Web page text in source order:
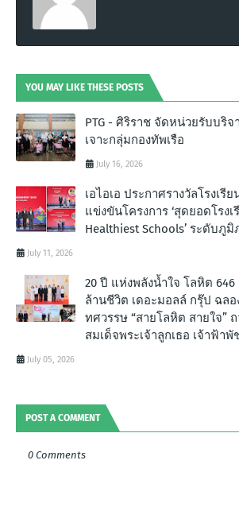
YOU MAY LIKE THESE POSTS
PTG - ศิริราช จัดหน่วยรับบริจ
เจาะกลุ่มกองทัพเรือ
July 16, 2026
เอไอเอ ประกาศรางวัลโรงเรี
แข่งขันโครงการ ‘สุดยอดโรง
Healthiest Schools’ ระดับภูมิ
July 11, 2026
20 ปี แห่งพลังน้ำใจ โลหิต
ล้านชีวิต เดอะมอลล์ กรุ๊ป ฉลอ
ทศวรรษ “สายโลหิต สายใจ”
สมเด็จพระเจ้าลูกเธอ เจ้าฟ้า
July 05, 2026
POST A COMMENT
0 Comments